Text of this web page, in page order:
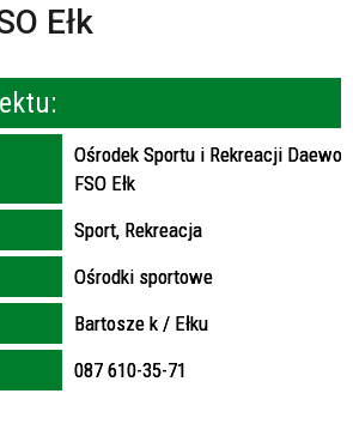
Ełk
Ośrodek Sportu i Rekreacji
FSO Ełk
Sport, Rekreacja
Ośrodki sportowe
Bartosze k / Ełku
087 610-35-71